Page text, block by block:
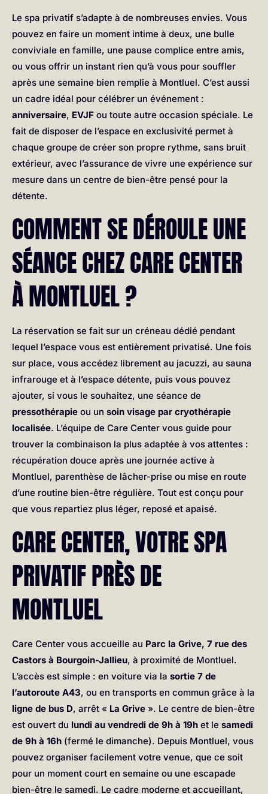
Le spa privatif s’adapte à de nombreuses envies. Vous
pouvez en faire un moment intime à deux, une bulle
conviviale en famille, une pause complice entre amis,
ou vous offrir un instant rien qu’à vous pour souffler
après une semaine bien remplie à Montluel. C’est aussi
un cadre idéal pour célébrer un événement :
anniversaire, EVJF ou toute autre occasion spéciale. Le
fait de disposer de l’espace en exclusivité permet à
chaque groupe de créer son propre rythme, sans bruit
extérieur, avec l’assurance de vivre une expérience sur
mesure dans un centre de bien-être pensé pour la
détente.
COMMENT SE DÉROULE UNE
SÉANCE CHEZ CARE CENTER
À MONTLUEL ?
La réservation se fait sur un créneau dédié pendant
lequel l’espace vous est entièrement privatisé. Une fois
sur place, vous accédez librement au jacuzzi, au sauna
infrarouge et à l’espace détente, puis vous pouvez
ajouter, si vous le souhaitez, une séance de
pressothérapie ou un soin visage par cryothérapie
localisée. L’équipe de Care Center vous guide pour
trouver la combinaison la plus adaptée à vos attentes :
récupération douce après une journée active à
Montluel, parenthèse de lâcher-prise ou mise en route
d’une routine bien-être régulière. Tout est conçu pour
que vous repartiez plus léger, reposé et apaisé.
CARE CENTER, VOTRE SPA
PRIVATIF PRÈS DE
MONTLUEL
Care Center vous accueille au Parc la Grive, 7 rue des
Castors à Bourgoin-Jallieu, à proximité de Montluel.
L’accès est simple : en voiture via la sortie 7 de
l’autoroute A43, ou en transports en commun grâce à la
ligne de bus D, arrêt « La Grive ». Le centre de bien-être
est ouvert du lundi au vendredi de 9h à 19h et le samedi
de 9h à 16h (fermé le dimanche). Depuis Montluel, vous
pouvez organiser facilement votre venue, que ce soit
pour un moment court en semaine ou une escapade
bien-être le samedi. Le cadre moderne et accueillant,